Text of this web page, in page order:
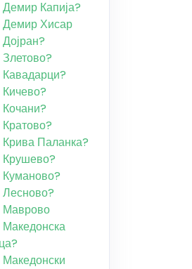
Капија?
Демир Хисар
Паланка?
Крушево?
Маврово